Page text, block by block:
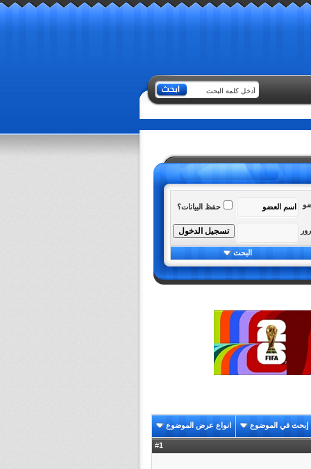
حفظ البيانات؟
البحث
إبحث في الموضوع انواع عرض الموضوع
1